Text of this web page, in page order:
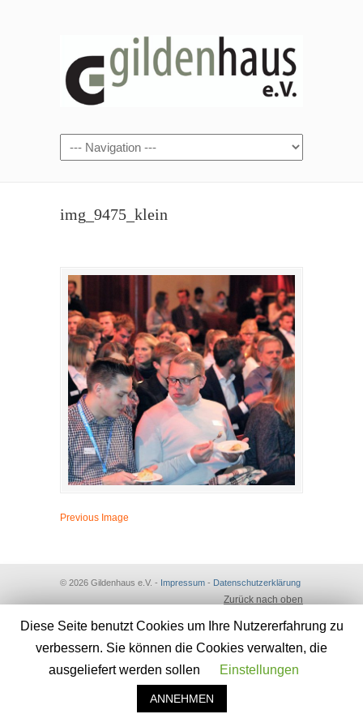
img_9475_klein
Previous Image
© 2026 Gildenhaus e.V. - Impressum - Datenschutzerklärung
Zurück nach oben
Diese Seite benutzt Cookies um Ihre Nutzererfahrung zu
verbessern. Sie können die Cookies verwalten, die
ausgeliefert werden sollen
Einstellungen
ANNEHMEN